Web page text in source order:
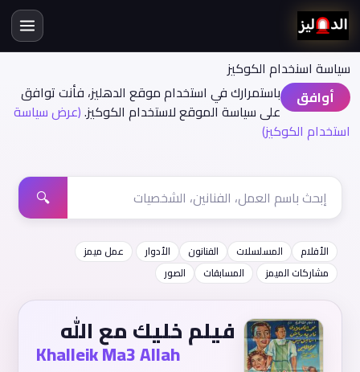
سياسة اسنخدام الكوكيز
أوافق
باستمرارك في استخدام موقع الدهليز، فأنت توافق
على سياسة الموقع لاستخدام الكوكيز.(عرض سياسة
استخدام الكوكيز)
🔍
الأفلام المسلسلات الفنانون الأدوار
عمل ميمز
مشاركات الميمز
المسابقات الصور
فيلم خليك مع الله
Khalleik Ma3 Allah